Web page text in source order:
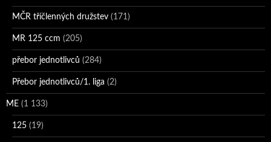
MČR tříčlenných družstev (171)
MR 125 ccm (205)
přebor jednotlivců (284)
Přebor jednotlivců/1. liga (2)
ME (1 133)
125 (19)